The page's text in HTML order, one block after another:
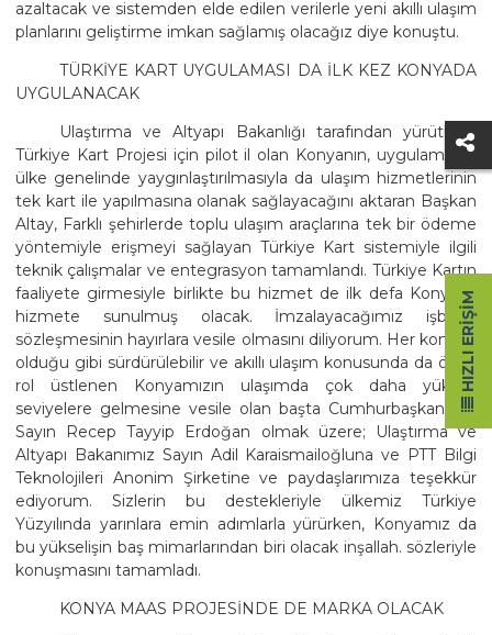
azaltacak ve sistemden elde edilen verilerle yeni akıllı ulaşım
planlarını geliştirme imkan sağlamış olacağız diye konuştu.
TÜRKİYE KART UYGULAMASI DA İLK KEZ KONYADA
UYGULANACAK
Ulaştırma ve Altyapı Bakanlığı tarafından yürütülen
Türkiye Kart Projesi için pilot il olan Konyanın, uygulamanın
ülke genelinde yaygınlaştırılmasıyla da ulaşım hizmetlerinin
tek kart ile yapılmasına olanak sağlayacağını aktaran Başkan
Altay, Farklı şehirlerde toplu ulaşım araçlarına tek bir ödeme
yöntemiyle erişmeyi sağlayan Türkiye Kart sistemiyle ilgili
teknik çalışmalar ve entegrasyon tamamlandı. Türkiye Kartın
faaliyete girmesiyle birlikte bu hizmet de ilk defa Konyada
hizmete sunulmuş olacak. İmzalayacağımız işbirliği
sözleşmesinin hayırlara vesile olmasını diliyorum. Her konuda
olduğu gibi sürdürülebilir ve akıllı ulaşım konusunda da öncü
rol üstlenen Konyamızın ulaşımda çok daha yüksek
seviyelere gelmesine vesile olan başta Cumhurbaşkanımız
Sayın Recep Tayyip Erdoğan olmak üzere; Ulaştırma ve
Altyapı Bakanımız Sayın Adil Karaismailoğluna ve PTT Bilgi
Teknolojileri Anonim Şirketine ve paydaşlarımıza teşekkür
ediyorum. Sizlerin bu destekleriyle ülkemiz Türkiye
Yüzyılında yarınlara emin adımlarla yürürken, Konyamız da
bu yükselişin baş mimarlarından biri olacak inşallah. sözleriyle
konuşmasını tamamladı.
KONYA MAAS PROJESİNDE DE MARKA OLACAK
HIZLI ERIŞIM